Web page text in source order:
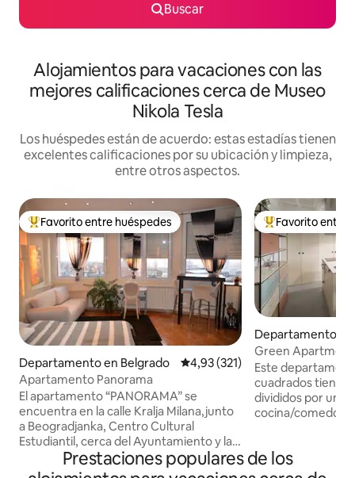
Buscar
Alojamientos para vacaciones con las
mejores calificaciones cerca de Museo
Nikola Tesla
Los huéspedes están de acuerdo: estas estadías tienen
excelentes calificaciones por su ubicación y limpieza,
entre otros aspectos.
Favorito entre los huéspedes más destacados
Favorito entre huéspedes
Departamento en Belgrado Calificación promedio: 4,93 de
4,93 (321)
Apartamento Panorama
El apartamento “PANORAMA” se
encuentra en la calle Kralja Milana,junto
a Beogradjanka, Centro Cultural
Estudiantil, cerca del Ayuntamiento y la
Asamblea Federal. Completamente
renovado, muy moderno y lujosamente
Favorito entre
Favorito entre
Departamento en
d
Green Apartment
Este
cuadrados tiene
divididos por una
cocina/comedor/
turísticos de
Nacional, Museo
Prestaciones populares de los